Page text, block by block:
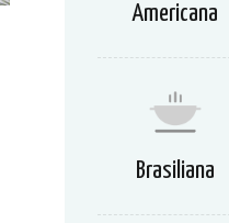
Americana
Brasiliana